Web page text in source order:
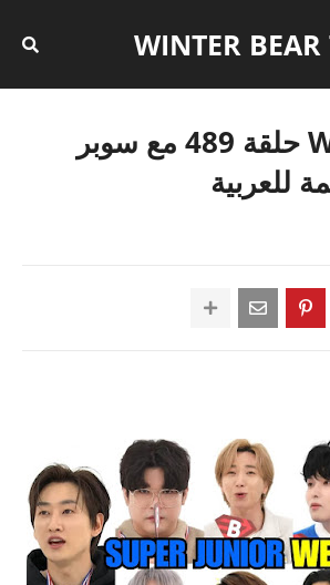
WINTER BEAR
Weekly Idol حلقة 489 مع سوبر
للعربية